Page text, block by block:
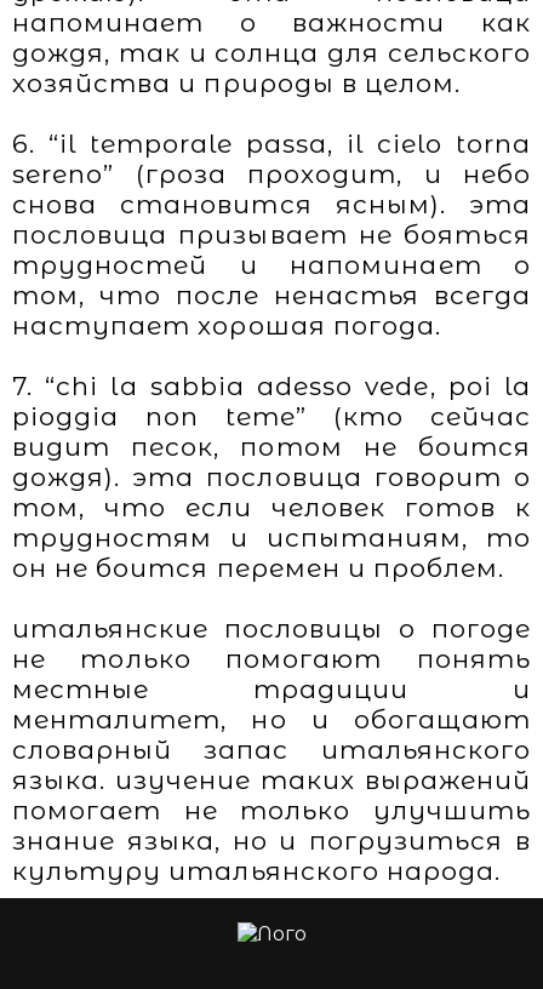
напоминает о важности как
дождя, так и солнца для сельского
хозяйства и природы в целом.
6. “il temporale passa, il cielo torna
sereno” (гроза проходит, и небо
снова становится ясным). эта
пословица призывает не бояться
трудностей и напоминает о
том, что после ненастья всегда
наступает хорошая погода.
7. “chi la sabbia adesso vede, poi la
pioggia non teme” (кто сейчас
видит песок, потом не боится
дождя). эта пословица говорит о
том, что если человек готов к
трудностям и испытаниям, то
он не боится перемен и проблем.
итальянские пословицы о погоде
не только помогают понять
местные традиции и
менталитет, но и обогащают
словарный запас итальянского
языка. изучение таких выражений
помогает не только улучшить
знание языка, но и погрузиться в
культуру итальянского народа.